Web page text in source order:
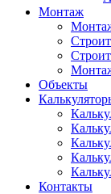
Монтаж
Объекты
Контакты